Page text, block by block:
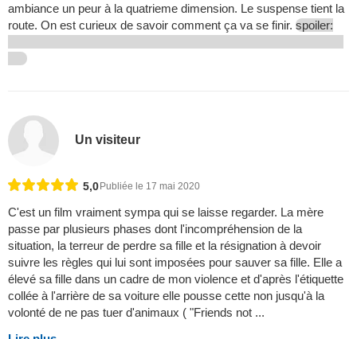
ambiance un peur à la quatrieme dimension. Le suspense tient la
route. On est curieux de savoir comment ça va se finir. spoiler:
Un visiteur
5,0 Publiée le 17 mai 2020
C'est un film vraiment sympa qui se laisse regarder. La mère
passe par plusieurs phases dont l'incompréhension de la
situation, la terreur de perdre sa fille et la résignation à devoir
suivre les règles qui lui sont imposées pour sauver sa fille. Elle a
élevé sa fille dans un cadre de mon violence et d'après l'étiquette
collée à l'arrière de sa voiture elle pousse cette non jusqu'à la
volonté de ne pas tuer d'animaux ( "Friends not ...